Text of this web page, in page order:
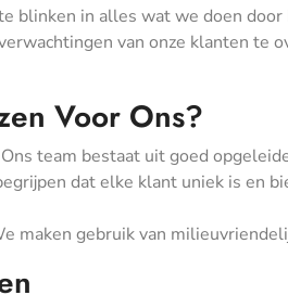
blinken in alles wat we doen
van onze klanten te
Voor Ons?
Ons team bestaat uit goed
dat elke klant uniek is en
maken gebruik van